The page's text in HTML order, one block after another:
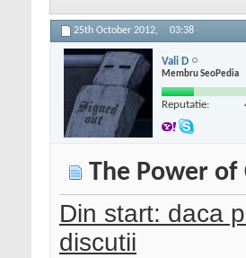
25th October 2012, 03:38
Vali D
Membru SeoPedia
Reputatie:
The Power
Din start: daca
discutii